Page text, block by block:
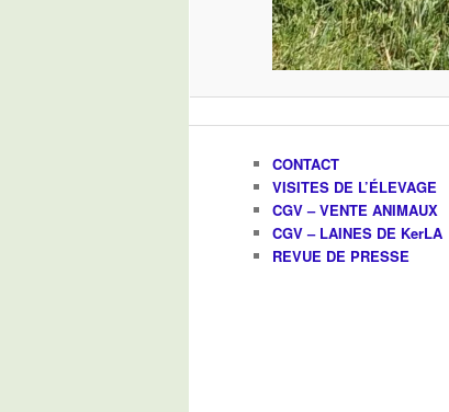
CONTACT
VISITES DE L’ÉLEVAGE
CGV – VENTE ANIMAUX
CGV – LAINES DE KerLA
REVUE DE PRESSE